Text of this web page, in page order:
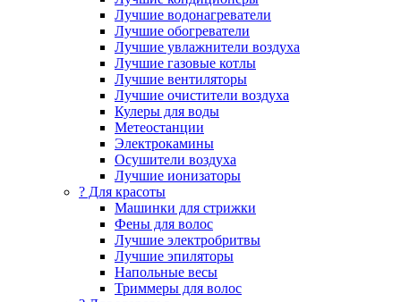
Лучшие водонагреватели
Лучшие обогреватели
Лучшие увлажнители воздуха
Лучшие газовые котлы
Лучшие вентиляторы
Лучшие очистители воздуха
Кулеры для воды
Метеостанции
Электрокамины
Осушители воздуха
Лучшие ионизаторы
? Для красоты
Машинки для стрижки
Фены для волос
Лучшие электробритвы
Лучшие эпиляторы
Напольные весы
Триммеры для волос